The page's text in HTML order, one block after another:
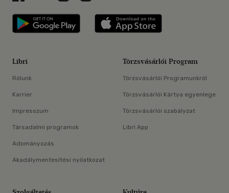
Libri applikáció Szerezd meg: Google
Libri
Rólunk
Karrier
Impresszum
Társadalmi programok
Adományozás
Akadálymentesítési nyilatkozat
Törzsvásárlói Program
Törzsvásárlói Programunkról
Törzsvásárlói Kártya egyenlege
Törzsvásárlói szabályzat
Libri App